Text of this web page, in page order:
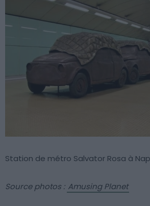
Station de métro Salvator Rosa à
Source photos : Amusing Planet